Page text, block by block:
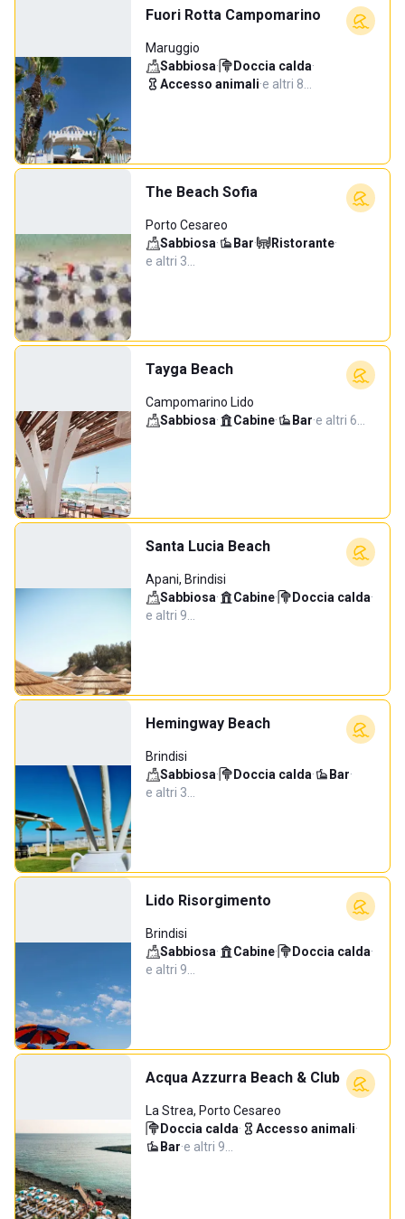
Fuori Rotta Campomarino
Maruggio
Sabbiosa· Doccia calda·
Accesso animali·e altri 8…
The Beach Sofia
Porto Cesareo
Sabbiosa· Bar· Ristorante·
e altri 3…
Tayga Beach
Campomarino Lido
Sabbiosa· Cabine· Bar·e altri 6…
Santa Lucia Beach
Apani, Brindisi
Sabbiosa· Cabine· Doccia calda·
e altri 9…
Hemingway Beach
Brindisi
Sabbiosa· Doccia calda· Bar·
e altri 3…
Lido Risorgimento
Brindisi
Sabbiosa· Cabine· Doccia calda·
e altri 9…
Acqua Azzurra Beach & Club
La Strea, Porto Cesareo
Doccia calda· Accesso animali·
Bar·e altri 9…